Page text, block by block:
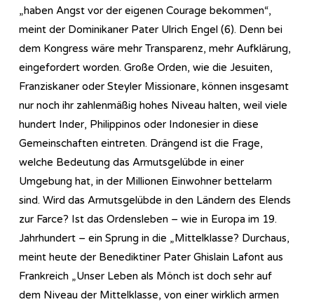
„haben Angst vor der eigenen Courage bekommen“,
meint der Dominikaner Pater Ulrich Engel (6). Denn bei
dem Kongress wäre mehr Transparenz, mehr Aufklärung,
eingefordert worden. Große Orden, wie die Jesuiten,
Franziskaner oder Steyler Missionare, können insgesamt
nur noch ihr zahlenmäßig hohes Niveau halten, weil viele
hundert Inder, Philippinos oder Indonesier in diese
Gemeinschaften eintreten. Drängend ist die Frage,
welche Bedeutung das Armutsgelübde in einer
Umgebung hat, in der Millionen Einwohner bettelarm
sind. Wird das Armutsgelübde in den Ländern des Elends
zur Farce? Ist das Ordensleben – wie in Europa im 19.
Jahrhundert – ein Sprung in die „Mittelklasse? Durchaus,
meint heute der Benediktiner Pater Ghislain Lafont aus
Frankreich „Unser Leben als Mönch ist doch sehr auf
dem Niveau der Mittelklasse, von einer wirklich armen